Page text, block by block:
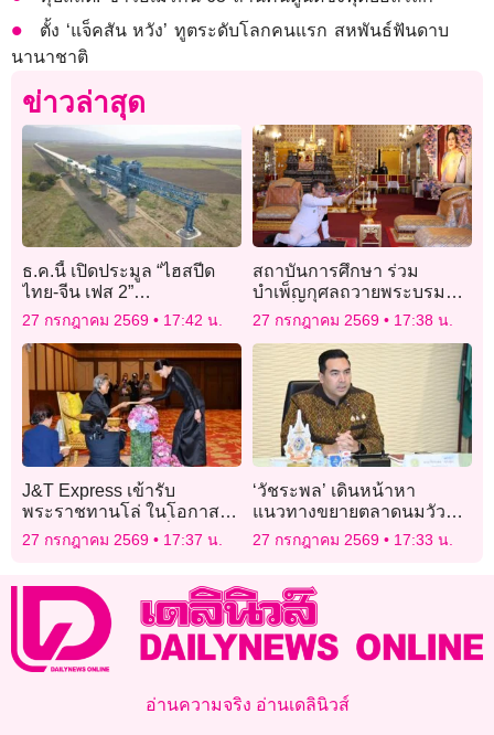
ตั้ง ‘แจ็คสัน หวัง’ ทูตระดับโลกคนแรก สหพันธ์ฟันดาบ
นานาชาติ
ข่าวล่าสุด
ธ.ค.นี้ เปิดประมูล “ไฮสปีด
ไทย-จีน เฟส 2”
นครราชสีมา-หนองคาย 8
สัญญา 3.4 แสนล้าน เปิดปี 74
27 กรกฎาคม 2569 17:42 น.
สถาบันการศึกษา ร่วม
บำเพ็ญกุศลถวายพระบรมศพ
‘สมเด็จพระพันปีหลวง’
27 กรกฎาคม 2569 17:38 น.
J&T Express เข้ารับ
พระราชทานโล่ ในโอกาส
สนับสนุนงานเดิน–วิ่ง วัน
หัวใจโลก ประจำปี 2569
27 กรกฎาคม 2569 17:37 น.
‘วัชระพล’ เดินหน้าหา
แนวทางขยายตลาดนมวัว
แดงในต่างประเทศ
27 กรกฎาคม 2569 17:33 น.
อ่านความจริง อ่านเดลินิวส์